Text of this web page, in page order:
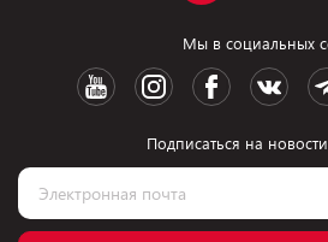
Мы в социальных
Подписаться на